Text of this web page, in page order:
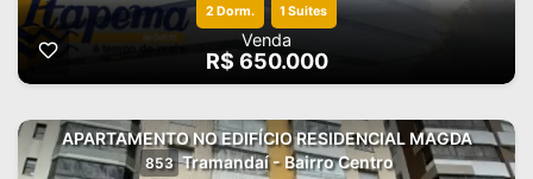
2 Dorm. 1 Suites
Venda
R$ 650.000
APARTAMENTO NO EDIFÍCIO RESIDENCIAL MAGDA
853 Tramandaí - Bairro Centro